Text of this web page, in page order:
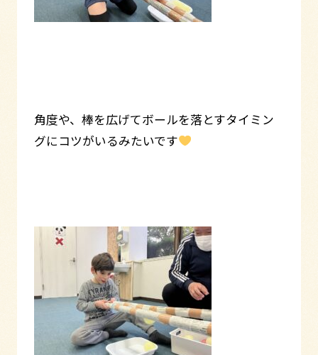
角度や、棒を広げてボールを落とすタイミン
グにコツがいるみたいです